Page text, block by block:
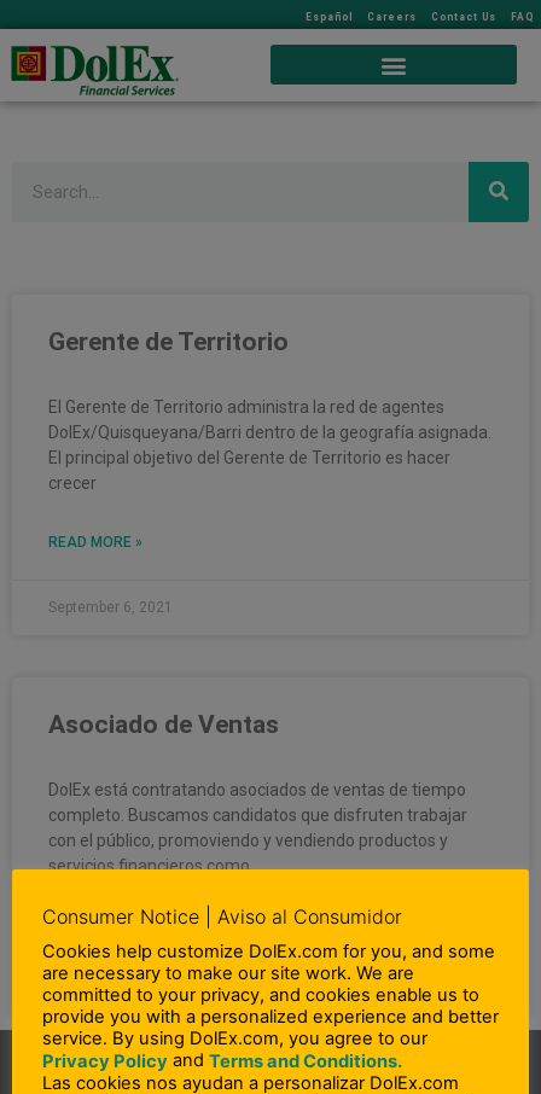
Español Careers Contact Us FAQ
Gerente de Territorio
El Gerente de Territorio administra la red de agentes
DolEx/Quisqueyana/Barri dentro de la geografía asignada.
El principal objetivo del Gerente de Territorio es hacer
crecer
READ MORE »
September 6, 2021
Asociado de Ventas
DolEx está contratando asociados de ventas de tiempo
completo. Buscamos candidatos que disfruten trabajar
con el público, promoviendo y vendiendo productos y
servicios financieros como
READ MORE »
September 6, 2021
Consumer Notice | Aviso al Consumidor
Cookies help customize DolEx.com for you, and some
are necessary to make our site work. We are
committed to your privacy, and cookies enable us to
provide you with a personalized experience and better
service. By using DolEx.com, you agree to our
Privacy Policy and Terms and Conditions.
Las cookies nos ayudan a personalizar DolEx.com